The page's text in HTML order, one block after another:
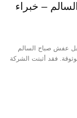
– خبراء
عفش صباح السالم